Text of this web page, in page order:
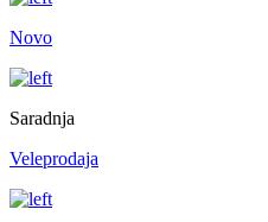
Novo
Saradnja
Veleprodaja